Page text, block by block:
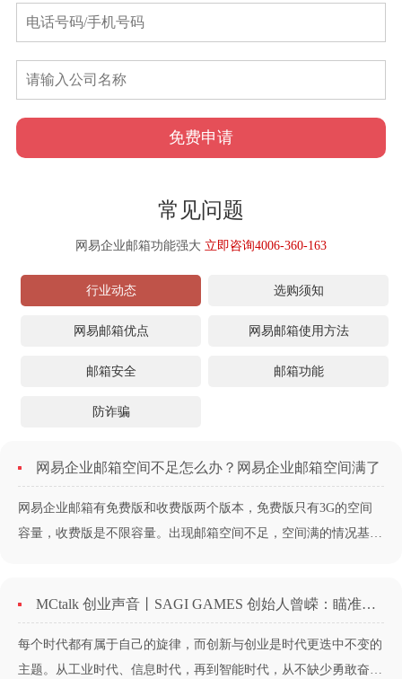
免费申请
常见问题
网易企业邮箱功能强大 立即咨询4006-360-163
行业动态 选购须知
网易邮箱优点 网易邮箱使用方法
邮箱安全 邮箱功能
防诈骗
网易企业邮箱空间不足怎么办？网易企业邮箱空间满了
网易企业邮箱有免费版和收费版两个版本，免费版只有3G的空间
容量，收费版是不限容量。出现邮箱空间不足，空间满的情况基本
公司客户对你发邮件，结果退信说你的企业邮箱空间满了无法收邮
MCtalk 创业声音丨SAGI GAMES 创始人曾嵘：瞄准休闲游戏，将“创意”转化为“商业”
每个时代都有属于自己的旋律，而创新与创业是时代更迭中不变的
主题。从工业时代、信息时代，再到智能时代，从不缺少勇敢奋进